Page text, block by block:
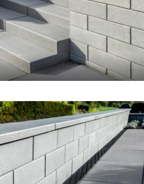
Van vrijdragend, massieve elementen
aan maatwerk.
met veel van onze tegel en
producten.